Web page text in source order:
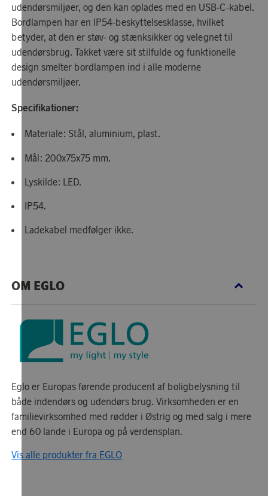
udendørsmiljøer, og den kan oplades med en USB-C-kabel.
Bordlampen har en IP54-beskyttelsesklasse, hvilket
betyder, at den er støv- og stænksikker og velegnet til
udendørsbrug. Takket være sit stilfulde og funktionelle
design smelter bordlampen ind i alle moderne
udendørsmiljøer.
Specifikationer:
Materiale: Stål, aluminium, plast.
Mål: 200x75x75 mm.
Lyskilde: LED.
IP54.
Ladekabel medfølger ikke.
OM EGLO
Eglo er Europas førende producent af boligbelysning til
både indendørs og udendørs brug. Virksomheden er en
familievirksomhed med rødder i Østrig og med salg i mere
end 60 lande i Europa og på verdensplan.
Vis alle produkter fra EGLO